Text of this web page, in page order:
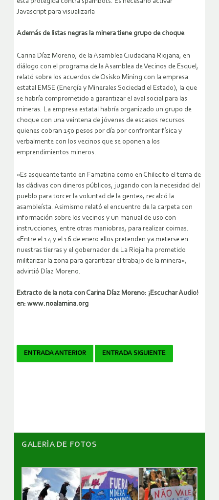
Javascript para visualizarla
Además de listas negras la minera tiene grupo de choque
Carina Díaz Moreno, de la Asamblea Ciudadana Riojana, en
diálogo con el programa de la Asamblea de Vecinos de Esquel,
relató sobre los acuerdos de Osisko Mining con la empresa
estatal EMSE (Energía y Minerales Sociedad el Estado), la que
se habría comprometido a garantizar el aval social para las
mineras. La empresa estatal habría organizado un grupo de
choque con una veintena de jóvenes de escasos recursos
quienes cobran 150 pesos por día por confrontar física y
verbalmente con los vecinos que se oponen a los
emprendimientos mineros.
«Es asqueante tanto en Famatina como en Chilecito el tema de
las dádivas con dineros públicos, jugando con la necesidad del
pueblo para torcer la voluntad de la gente», recalcó la
asambleísta. Asimismo relató el encuentro de la carpeta con
información sobre los vecinos y un manual de uso con
instrucciones, entre otras maniobras, para realizar coimas.
«Entre el 14 y el 16 de enero ellos pretenden ya meterse en
nuestras tierras y el gobernador de La Rioja ha prometido
militarizar la zona para garantizar el trabajo de la minera»,
advirtió Díaz Moreno.
Extracto de la nota con Carina Díaz Moreno: ¡Escuchar Audio!
en: www.noalamina.org
Navegador
ENTRADA ANTERIOR ENTRADA SIGUIENTE
GALERÌA DE FOTOS